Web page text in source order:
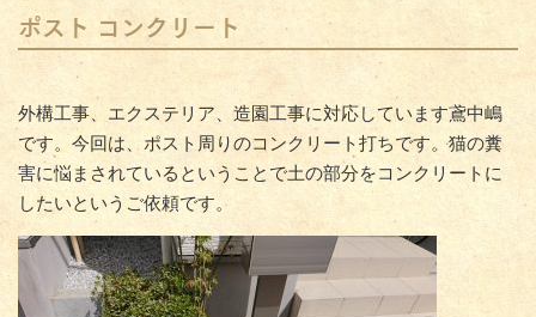
ポスト コンクリート
外構工事、エクステリア、造園工事に対応しています鳶中嶋
です。今回は、ポスト周りのコンクリート打ちです。猫の糞
害に悩まされているということで土の部分をコンクリートに
したいというご依頼です。